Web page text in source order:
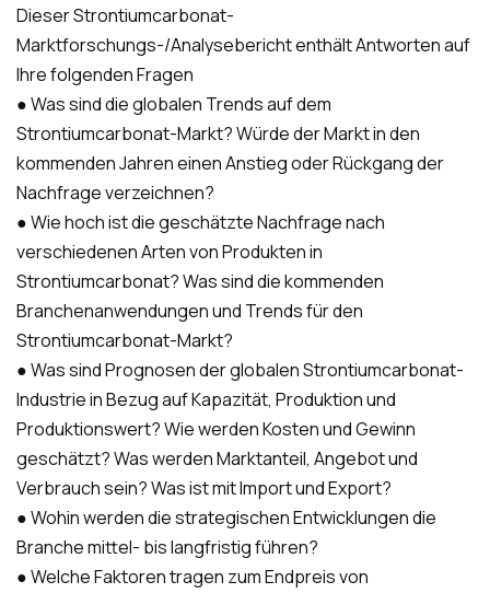
Dieser Strontiumcarbonat-
Marktforschungs-/Analysebericht enthält Antworten auf
Ihre folgenden Fragen
● Was sind die globalen Trends auf dem
Strontiumcarbonat-Markt? Würde der Markt in den
kommenden Jahren einen Anstieg oder Rückgang der
Nachfrage verzeichnen?
● Wie hoch ist die geschätzte Nachfrage nach
verschiedenen Arten von Produkten in
Strontiumcarbonat? Was sind die kommenden
Branchenanwendungen und Trends für den
Strontiumcarbonat-Markt?
● Was sind Prognosen der globalen Strontiumcarbonat-
Industrie in Bezug auf Kapazität, Produktion und
Produktionswert? Wie werden Kosten und Gewinn
geschätzt? Was werden Marktanteil, Angebot und
Verbrauch sein? Was ist mit Import und Export?
● Wohin werden die strategischen Entwicklungen die
Branche mittel- bis langfristig führen?
● Welche Faktoren tragen zum Endpreis von